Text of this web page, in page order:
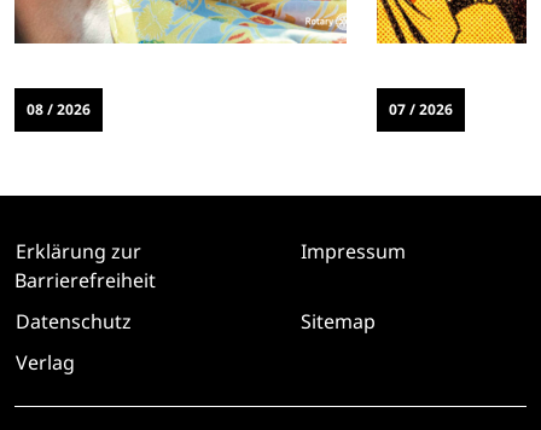
08 / 2026 07 / 2026
Erklärung zur
Barrierefreiheit
Impressum
Datenschutz
Sitemap
Verlag